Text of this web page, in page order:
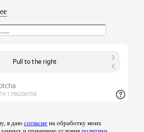
я даю согласие на обработку моих